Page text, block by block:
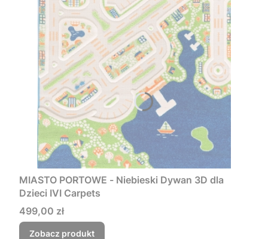
MIASTO PORTOWE - Niebieski Dywan 3D dla
Dzieci IVI Carpets
Cena
499,00 zł
Zobacz produkt